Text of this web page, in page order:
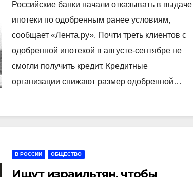
Российские банки начали отказывать в выдаче
ипотеки по одобренным ранее условиям,
сообщает «Лента.ру». Почти треть клиентов с
одобренной ипотекой в августе-сентябре не
смогли получить кредит. Кредитные
организации снижают размер одобренной…
В РОССИИ ОБЩЕСТВО